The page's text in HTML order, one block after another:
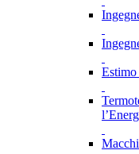
Estimo